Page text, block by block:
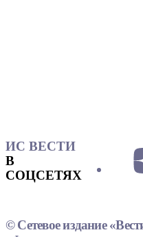
ИС ВЕСТИ
В
СОЦСЕТЯХ
© Сетевое издание